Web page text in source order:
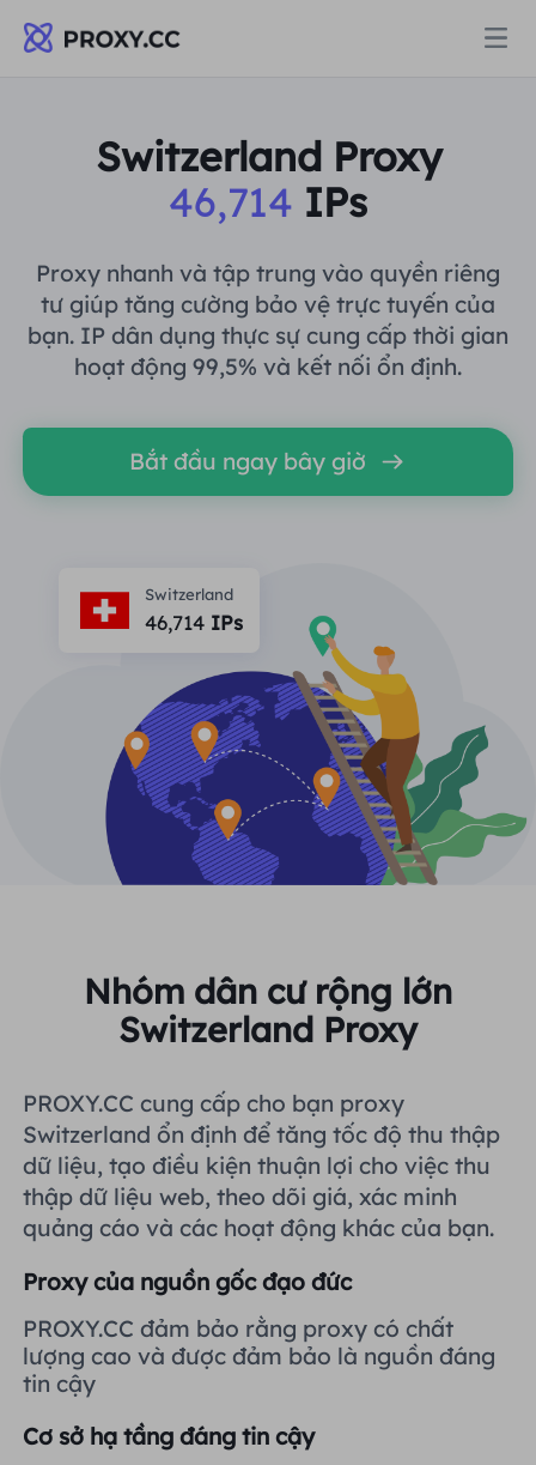
Proxy
Proxy dân cư tĩnh
Proxy cư trú không giới hạn
Một đặc vụ ISP lâu dài
PROXY DÂN CƯ
Ủy quyền cư trú $0.8/GB
Proxy dân cư tĩnh $0.28/IP/Ngày
Ủy nhiệm trung tâm dữ liệu tĩnh
Một đặc vụ ISP lâu dài $1.4
Data for AI
THEO TRƯỜNG HỢP SỬ DỤNG
Bảo vệ thương hiệu
Giám sát SEO
Xác minh quảng cáo
Quét và thu thập dữ liệu web
Tài nguyên
Chương trình liên kết
Đối tác
CÔNG CỤ MIỄN PHÍ
Trình kiểm tra proxy
ĐỊA ĐIỂM
Hoa Kỳ
Vương quốc Anh
Brazil
Nga
Tích hợp thêm
Học hỏi
Câu hỏi thường gặp
Blog
Hướng dẫn sử dụng
Cách bật lại quyền thông
báo trang web
Tích hợp thêm
中文
English
Deutsch
Indonesia
Русский
हिंदी
Thưởng thứcGiảm giá 77%và hành động
ngay!
Khu dân cư $0/GB Không giới hạn $0/Ngày
Switzerland Proxy
46,714 IPs
Proxy nhanh và tập trung vào quyền riêng
tư giúp tăng cường bảo vệ trực tuyến của
bạn. IP dân dụng thực sự cung cấp thời gian
hoạt động 99,5% và kết nối ổn định.
Bắt đầu ngay bây giờ
Switzerland
46,714IPs
Nhóm dân cư rộng lớn
Switzerland Proxy
PROXY.CC cung cấp cho bạn proxy
Switzerland ổn định để tăng tốc độ thu thập
dữ liệu, tạo điều kiện thuận lợi cho việc thu
thập dữ liệu web, theo dõi giá, xác minh
quảng cáo và các hoạt động khác của bạn.
Proxy của nguồn gốc đạo đức
PROXY.CC đảm bảo rằng proxy có chất
lượng cao và được đảm bảo là nguồn đáng
tin cậy
Cơ sở hạ tầng đáng tin cậy